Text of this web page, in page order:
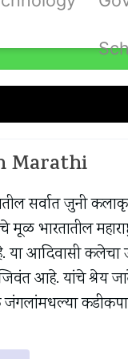
Marathi
सर्वात जुनी
भारतातील
आदिवासी कलेचा
आहे. यांचे श्रेय जाते